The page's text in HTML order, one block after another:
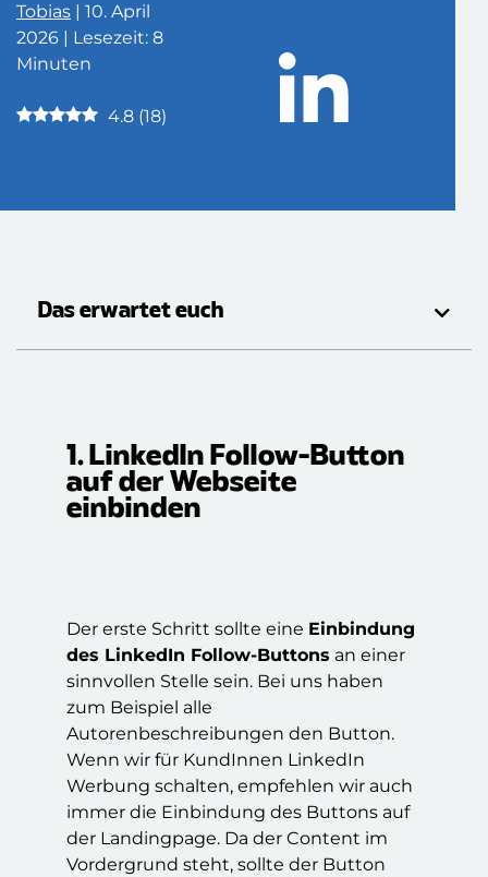
Tobias | 10. April
2026 | Lesezeit: 8
Minuten
4.8 (18)
Das erwartet euch
1. LinkedIn Follow-Button
auf der Webseite
einbinden
Der erste Schritt sollte eine Einbindung
des LinkedIn Follow-Buttons an einer
sinnvollen Stelle sein. Bei uns haben
zum Beispiel alle
Autorenbeschreibungen den Button.
Wenn wir für KundInnen LinkedIn
Werbung schalten, empfehlen wir auch
immer die Einbindung des Buttons auf
der Landingpage. Da der Content im
Vordergrund steht, sollte der Button